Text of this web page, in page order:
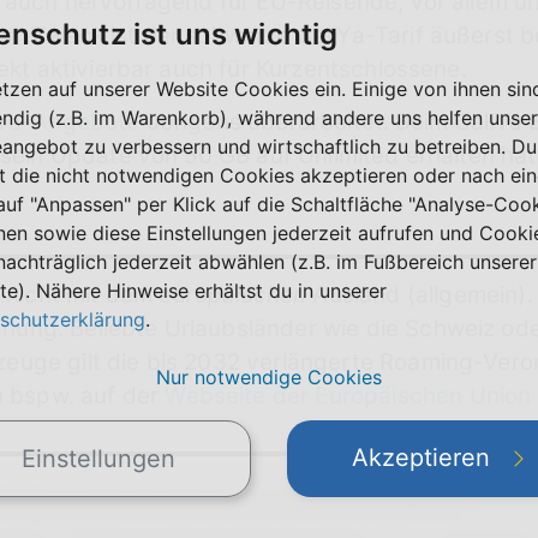
Zweck ist der schwarze CallYa-Tarif äußerst
aktivierbar auch für Kurzentschlossene.
Angeboteübrigens überarbeitet. Beim CallYa
Update von 50 GB auf Unlimited erhalten
mit demeuropäischenAusland (allgemein).
Beliebte Urlaubsländer wie die Schweiz
gilt die bis 2032 verlängerte Roaming-
auf der
Webseite der Europäischen Union
von Deutschland in andere EU-Netze
ist uns wichtig
auf unserer Website Cookies ein. Einige von ihnen
(z.B. im Warenkorb), während andere uns helfen unser
zu verbessern und wirtschaftlich zu betreiben. Du
die nicht notwendigen Cookies akzeptieren oder nach
"Anpassen" per Klick auf die Schaltfläche "Analyse-
sowie diese Einstellungen jederzeit aufrufen und
jederzeit abwählen (z.B. im Fußbereich unserer
Nähere Hinweise erhältst du in unserer
.
Nur notwendige Cookies
Einstellungen Akzeptieren